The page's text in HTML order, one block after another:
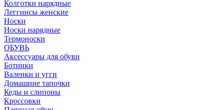
Колготки нарядные
Леггинсы женские
Носки
Носки нарядные
Термоноски
ОБУВЬ
Аксессуары для обуви
Ботинки
Валенки и угги
Домашние тапочки
Кеды и слипоны
Кроссовки